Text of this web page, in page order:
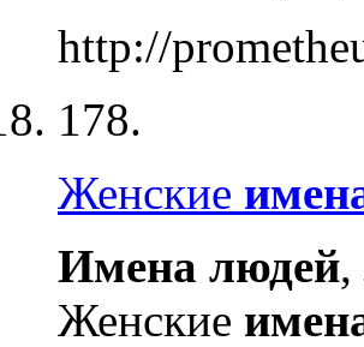
http://
178.
Женские
Имена людей,
Женские